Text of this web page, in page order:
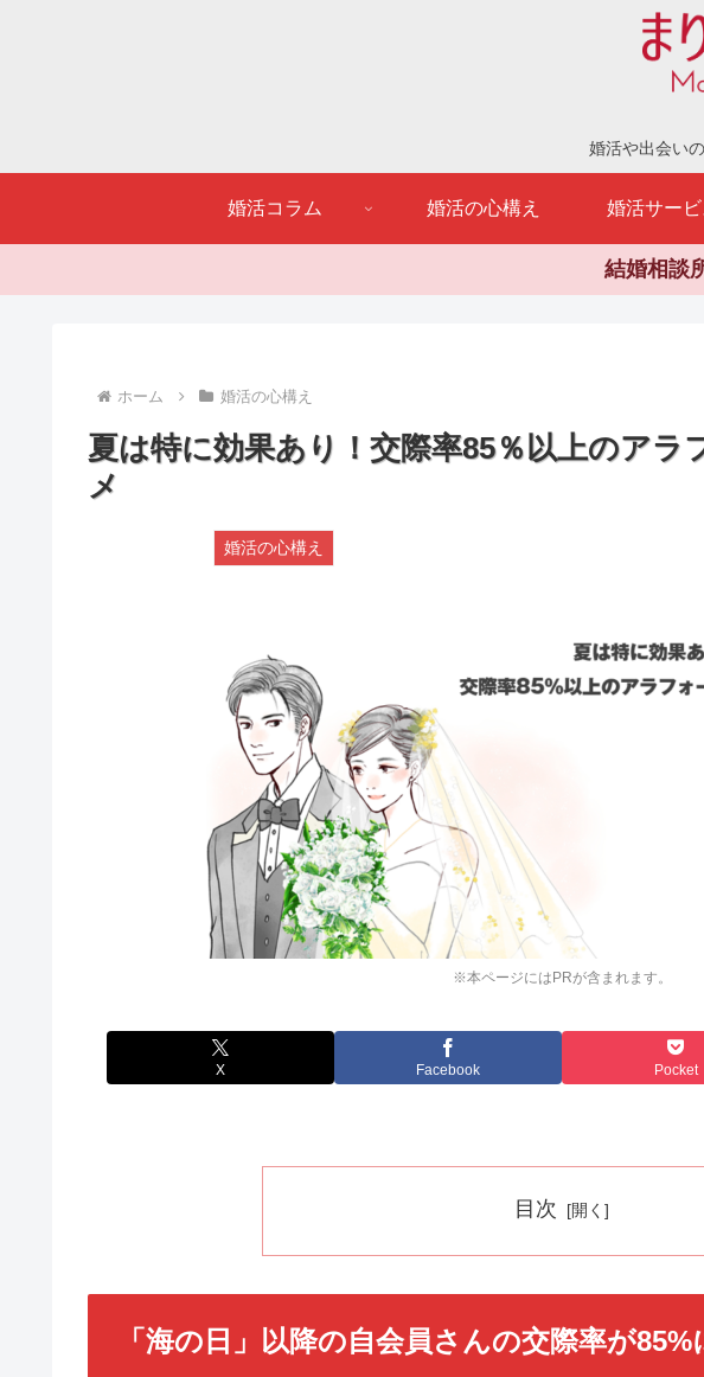
婚活や出会い
婚活コラム 婚活の心構え 婚活サー
結婚相談
ホーム 婚活の心構え
夏は特に効果あり！交際率85％以上のアラ
メ
※本ページにはPRが含まれます。
婚活の心構え
X Facebook Pocket
目次
「海の日」以降の自会員さんの交際率が